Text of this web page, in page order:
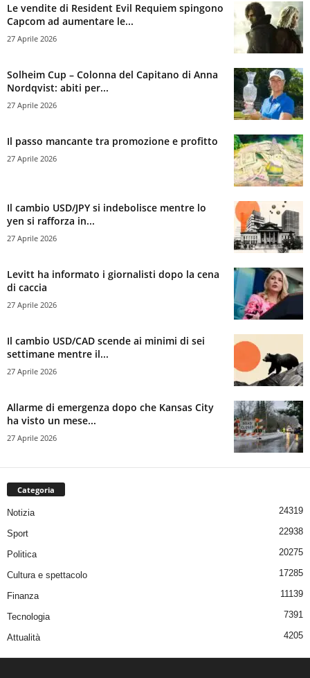
Le vendite di Resident Evil Requiem spingono
Capcom ad aumentare le...
27 Aprile 2026
Solheim Cup – Colonna del Capitano di Anna
Nordqvist: abiti per...
27 Aprile 2026
Il passo mancante tra promozione e profitto
27 Aprile 2026
Il cambio USD/JPY si indebolisce mentre lo
yen si rafforza in...
27 Aprile 2026
Levitt ha informato i giornalisti dopo la cena
di caccia
27 Aprile 2026
Il cambio USD/CAD scende ai minimi di sei
settimane mentre il...
27 Aprile 2026
Allarme di emergenza dopo che Kansas City
ha visto un mese...
27 Aprile 2026
Categoria
Notizia 24319
Sport 22938
Politica 20275
Cultura e spettacolo 17285
Finanza 11139
Tecnologia 7391
Attualità 4205